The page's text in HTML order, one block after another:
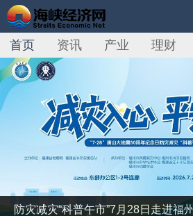
首页 资讯 产业 理财
防灾减灾“科普午市”7月28日走进福